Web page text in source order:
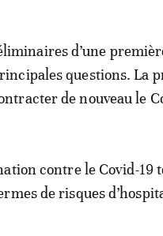
d’une
questions. La
de nouveau le
contre le Covid-19
de risques